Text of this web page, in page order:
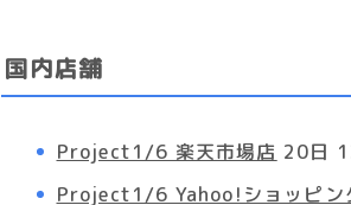
国内店舗
Project1/6 楽天市場店 20日
Project1/6 Yahoo!ショッピン